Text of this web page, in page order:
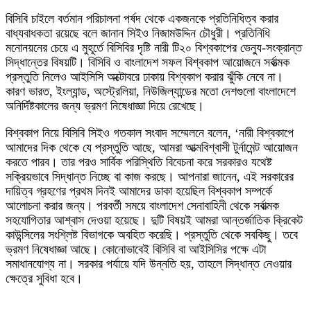
বিসিবি চাইলে বর্তমান পরিচালনা পর্ষদ থেকে একজনকে প্রতিনিধিত্ব করার
বাধ্যবাধকতা রয়েছে বলে জানান সিইও নিজামউদ্দিন চৌধুরী। প্রতিনিধি
মনোনয়নের চেয়ে এ মুহূর্তে বিসিবির দৃষ্টি নারী টি২০ বিশ্বকাপের ভেন্যু-সংক্রান্ত
সিদ্ধান্তের বিষয়টি। বিসিবি ও বাংলাদেশ সফল বিশ্বকাপ আয়োজনে সর্বাত্মক
প্রস্তুতি নিলেও আইসিসি অক্টোবরে ঢাকায় বিশ্বকাপ করার ঝুঁকি নেবে না।
কারণ ভারত, ইংল্যান্ড, অস্ট্রেলিয়া, নিউজিল্যান্ডের মতো দেশগুলো বাংলাদেশে
অনির্দিষ্টকালের জন্য ভ্রমণ নিষেধাজ্ঞা দিয়ে রেখেছে।
বিশ্বকাপ নিয়ে বিসিবি সিইও গতকাল সংবাদ সম্মেলনে বলেন, ‘নারী বিশ্বকাপে
আমাদের দিক থেকে যে প্রস্তুতি আছে, আমরা আত্মবিশ্বাসী টুর্নামেন্ট আয়োজন
করতে পারব। তার পরও সার্বিক পরিস্থিতি বিবেচনা করে সরকারও যথেষ্ট
সক্রিয়ভাবে সিদ্ধান্ত নিচ্ছে বা কাজ করছে। আপনারা জানেন, এই সরকারের
দায়িত্ব গ্রহণের প্রথম দিনই আমাদের ডাকা হয়েছিল বিশ্বকাপ সম্পর্কে
আলোচনা করার জন্য। পরবর্তী সময়ে বাংলাদেশ সেনাবাহিনী থেকে সর্বাত্মক
সহযোগিতার আশ্বাস দেওয়া হয়েছে। দুটি বিষয়ই আমরা আন্তর্জাতিক ক্রিকেট
কাউন্সিলের সংশ্লিষ্ট বিভাগকে অবহিত করেছি। প্রস্তুতি থেকে সবকিছু। তবে
ভ্রমণ নিষেধাজ্ঞা আছে। কোনোভাবেই বিসিবি বা আইসিসির পক্ষে এটা
সমাধানযোগ্য না। সরকার পর্যায়ে যদি উন্নতি হয়, তাহলে সিদ্ধান্ত নেওয়ার
ক্ষেত্রে সুবিধা হবে।